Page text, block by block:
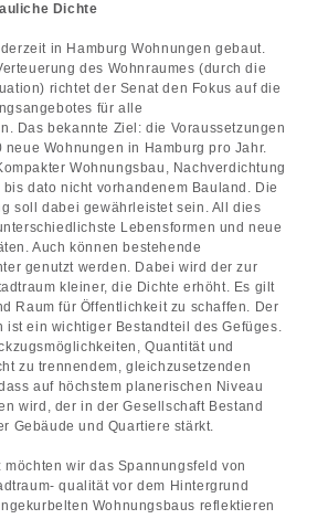
Dichte
in Hamburg Wohnungen gebaut.
des Wohnraumes (durch die
richtet der Senat den Fokus auf die
für alle
Das bekannte Ziel: die Voraussetzungen
neue Wohnungen in Hamburg pro Jahr.
Wohnungsbau, Nachverdichtung
dato nicht vorhandenem Bauland. Die
soll dabei gewährleistet sein. All dies
Lebensformen und neue
Auch können bestehende
genutzt werden. Dabei wird der zur
kleiner, die Dichte erhöht. Es gilt
Raum für Öffentlichkeit zu schaffen. Der
ist ein wichtiger Bestandteil des Gefüges.
Quantität und
zu trennendem, gleichzusetzenden
auf höchstem planerischen Niveau
wird, der in der Gesellschaft Bestand
Gebäude und Quartiere stärkt.
möchten wir das Spannungsfeld von
qualität vor dem Hintergrund
Wohnungsbaus reflektieren